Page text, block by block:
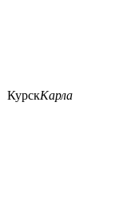
КурскКарла